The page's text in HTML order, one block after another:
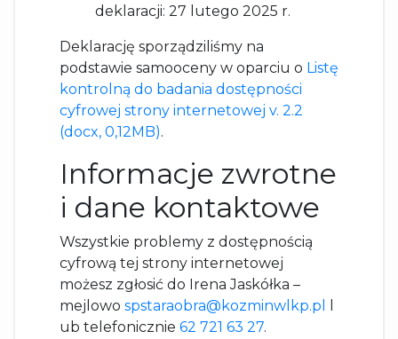
deklaracji: 27 lutego 2025 r.
Deklarację sporządziliśmy na
podstawie samooceny w oparciu o Listę
kontrolną do badania dostępności
cyfrowej strony internetowej v. 2.2
(docx, 0,12MB).
Informacje zwrotne
i dane kontaktowe
Wszystkie problemy z dostępnością
cyfrową tej strony internetowej
możesz zgłosić do Irena Jaskółka –
mejlowo spstaraobra@kozminwlkp.pl
ub telefonicznie 62 721 63 27.